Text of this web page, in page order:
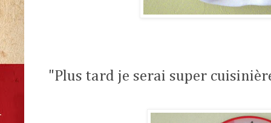
"Plus tard je serai super